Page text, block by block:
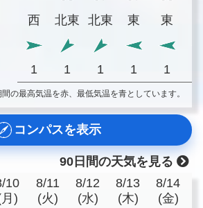
西
北東 北東 東 東
1 1 1 1 1
の最高気温を赤、最低気温を青としています。
コンパスを表示
90日間の天気を見る
10
)
8/11
(火)
8/12
(水)
8/13
(木)
8/14
(金)